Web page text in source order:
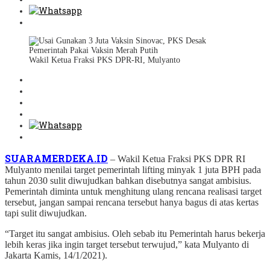
Wakil Ketua Fraksi PKS DPR-RI, Mulyanto
SUARAMERDEKA.ID – Wakil Ketua Fraksi PKS DPR RI
Mulyanto menilai target pemerintah lifting minyak 1 juta BPH pada
tahun 2030 sulit diwujudkan bahkan disebutnya sangat ambisius.
Pemerintah diminta untuk menghitung ulang rencana realisasi target
tersebut, jangan sampai rencana tersebut hanya bagus di atas kertas
tapi sulit diwujudkan.
“Target itu sangat ambisius. Oleh sebab itu Pemerintah harus bekerja
lebih keras jika ingin target tersebut terwujud,” kata Mulyanto di
Jakarta Kamis, 14/1/2021).